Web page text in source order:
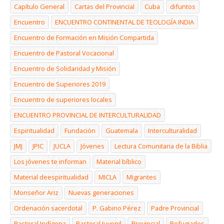
Capítulo General Cartas del Provincial Cuba
difuntos
Encuentro
ENCUENTRO CONTINENTAL DE TEOLOGÍA INDIA
Encuentro de Formación en Misión Compartida
Encuentro de Pastoral Vocacional
Encuentro de Solidaridad y Misión
Encuentro de Superiores 2019
Encuentro de superiores locales
ENCUENTRO PROVINCIAL DE INTERCULTURALIDAD
Espiritualidad
Fundación Guatemala
Interculturalidad
JMJ
JPIC JUCLA Jóvenes
Lectura Comunitaria de la Biblia
Los jóvenes te informan
Material bíblico
Material deespiritualidad
MICLA
Migrantes
Monseñor Ariz
Nuevas generaciones
Ordenación sacerdotal
P. Gabino Pérez
Padre Provincial